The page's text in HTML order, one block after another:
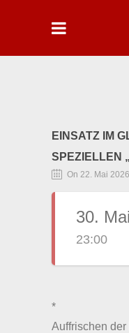
EINSATZ IM
SPEZIELLEN
On 22. Mai 2026
30.
23:00
*
Auffrischen